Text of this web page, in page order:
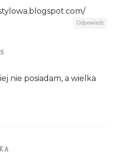
Odpowiedz
nie posiadam, a wielka